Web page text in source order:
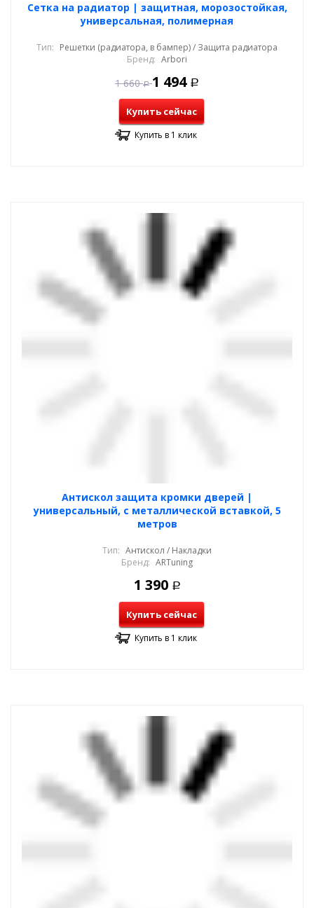
Cетка на радиатор | защитная, морозостойкая,
универсальная, полимерная
Тип: Решетки (радиатора, в бампер) / Защита радиатора
Бренд: Arbori
1 660 Р 1 494 Р
Купить сейчас
Купить в 1 клик
Антискол защита кромки дверей |
универсальный, с металлической вставкой, 5
метров
Тип: Антискол / Накладки
Бренд: ARTuning
1 390 Р
Купить сейчас
Купить в 1 клик